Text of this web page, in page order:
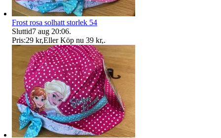
Frost rosa solhatt storlek 54
Sluttid7 aug 20:06.
Pris:29 kr,Eller Köp nu 39 kr,.